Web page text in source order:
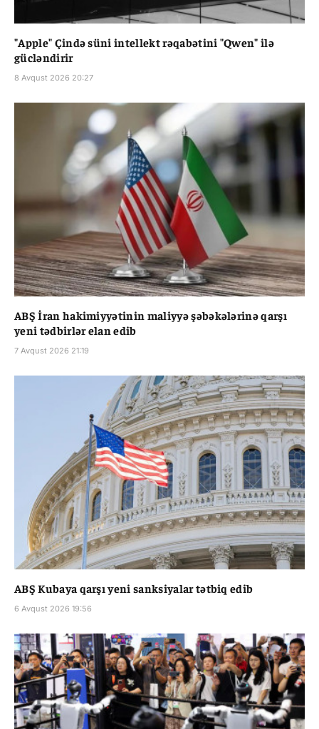
"Apple" Çində süni intellekt rəqabətini "Qwen" ilə
gücləndirir
8 Avqust 2026 20:27
ABŞ İran hakimiyyətinin maliyyə şəbəkələrinə qarşı
yeni tədbirlər elan edib
7 Avqust 2026 21:19
ABŞ Kubaya qarşı yeni sanksiyalar tətbiq edib
6 Avqust 2026 19:56